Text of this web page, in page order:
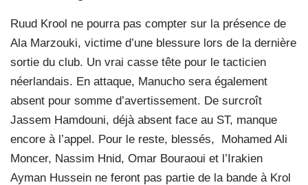
Ruud Krool ne pourra pas compter sur la présence de
Ala Marzouki, victime d’une blessure lors de la dernière
sortie du club. Un vrai casse tête pour le tacticien
néerlandais. En attaque, Manucho sera également
absent pour somme d’avertissement. De surcroît
Jassem Hamdouni, déjà absent face au ST, manque
encore à l’appel. Pour le reste, blessés, Mohamed Ali
Moncer, Nassim Hnid, Omar Bouraoui et l’Irakien
Ayman Hussein ne feront pas partie de la bande à Krol